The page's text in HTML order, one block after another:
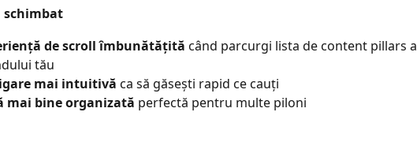
schimbat
de scroll îmbunătățită când parcurgi lista de content pillars a
tău
mai intuitivă ca să găsești rapid ce cauți
mai bine organizată perfectă pentru multe piloni